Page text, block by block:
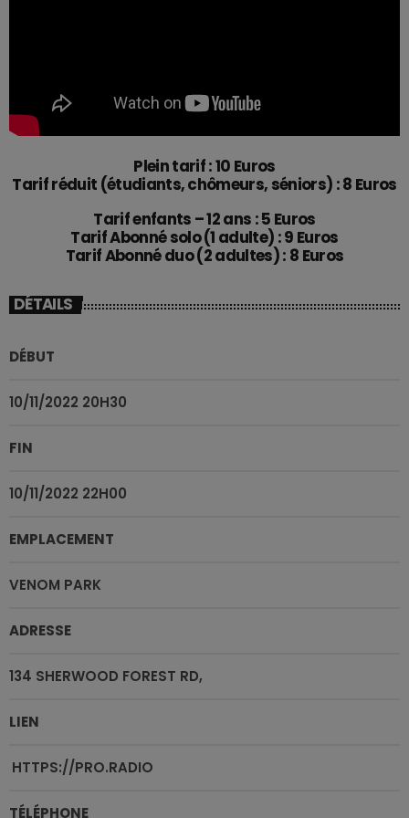
Plein tarif : 10 Euros
Tarif réduit (étudiants, chômeurs, séniors) : 8 Euros
Tarif enfants – 12 ans : 5 Euros
Tarif Abonné solo (1 adulte) : 9 Euros
Tarif Abonné duo (2 adultes) : 8 Euros
DÉTAILS
DÉBUT
10/11/2022 20H30
FIN
10/11/2022 22H00
EMPLACEMENT
VENOM PARK
ADRESSE
134 SHERWOOD FOREST RD,
LIEN
HTTPS://PRO.RADIO
TÉLÉPHONE